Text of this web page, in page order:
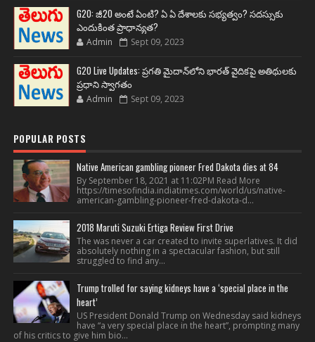
G20: జీ20 అంటే ఏంటి? ఏ ఏ దేశాలకు సభ్యత్వం? సదస్సుకు
ఎందుకింత ప్రాధాన్యత?
Admin Sept 09, 2023
G20 Live Updates: ప్రగతి మైదాన్‌లోని భారత్ వైదికపై అతిథులకు
ప్రధాని స్వాగతం
Admin Sept 09, 2023
POPULAR POSTS
Native American gambling pioneer Fred Dakota dies at 84
By September 18, 2021 at 11:02PM Read More
https://timesofindia.indiatimes.com/world/us/native-
american-gambling-pioneer-fred-dakota-d...
2018 Maruti Suzuki Ertiga Review First Drive
The was never a car created to invite superlatives. It did
absolutely nothing in a spectacular fashion, but still
struggled to find any...
Trump trolled for saying kidneys have a ‘special place in the
heart’
US President Donald Trump on Wednesday said kidneys
have “a very special place in the heart”, prompting many
of his critics to give him bio...